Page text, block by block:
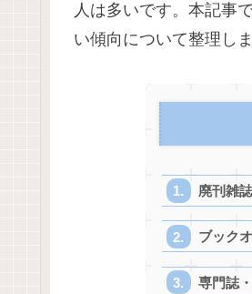
人は多いです。本記事
い傾向について整理しま
廃刊雑
ブック
専門誌